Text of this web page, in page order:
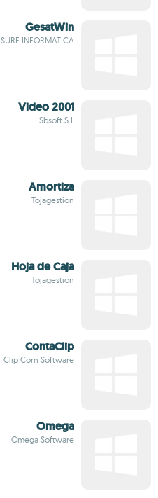
GesatWin
SURF INFORMATICA
Video 2001
Sbsoft S.L.
Amortiza
Tojagestion
Hoja de Caja
Tojagestion
ContaClip
Clip Corn Software
Omega
Omega Software